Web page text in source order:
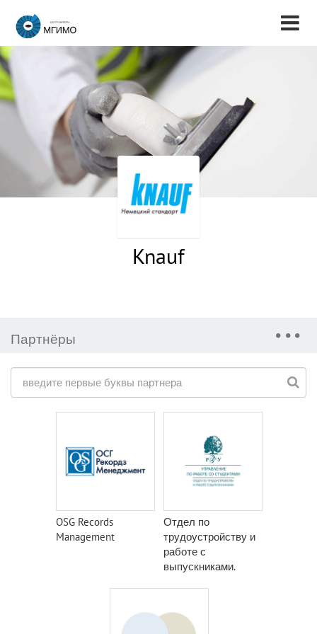
Knauf
Партнёры
OSG Records
Management
Отдел по
трудоустройству и
работе с
выпускниками.